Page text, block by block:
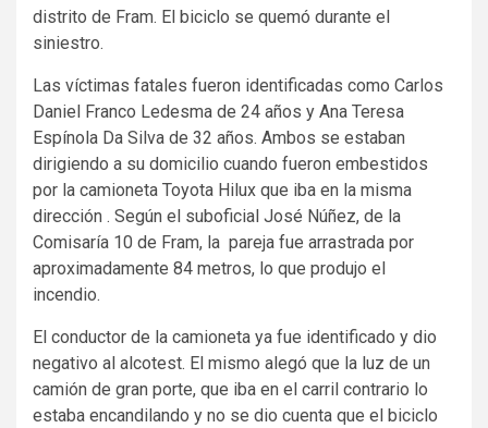
distrito de Fram. El biciclo se quemó durante el
siniestro.
Las víctimas fatales fueron identificadas como Carlos
Daniel Franco Ledesma de 24 años y Ana Teresa
Espínola Da Silva de 32 años. Ambos se estaban
dirigiendo a su domicilio cuando fueron embestidos
por la camioneta Toyota Hilux que iba en la misma
dirección . Según el suboficial José Núñez, de la
Comisaría 10 de Fram, la pareja fue arrastrada por
aproximadamente 84 metros, lo que produjo el
incendio.
El conductor de la camioneta ya fue identificado y dio
negativo al alcotest. El mismo alegó que la luz de un
camión de gran porte, que iba en el carril contrario lo
estaba encandilando y no se dio cuenta que el biciclo